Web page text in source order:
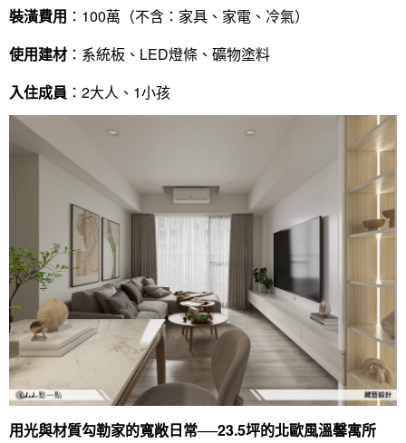
裝潢費用 ：100萬（不含：家具、家電、冷氣）
使用建材 ：系統板、LED燈條、礦物塗料
入住成員 ：2大人、1小孩
用光與材質勾勒家的寬敞日常──23.5坪的北歐風溫馨寓所
找設計師
如何使用點一點
我要裝潢
裝潢計算機
案例分享
類型
居家
面積
人氣推薦
設計好手
設計專欄